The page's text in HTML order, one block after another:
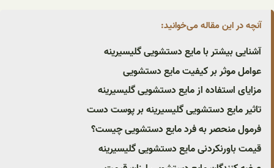
آنچه در این مقاله می‌خوانید:
آشنایی بیشتر با مایع دستشویی گلیسیرینه
عوامل موثر بر کیفیت مایع دستشویی
مزایای استفاده از مایع دستشویی گلیسیرینه
تاثیر مایع دستشویی گلیسیرینه بر پوست دست
فرمول منحصر به فرد مایع دستشویی چیست؟
قیمت باورنکردنی مایع دستشویی گلیسیرینه